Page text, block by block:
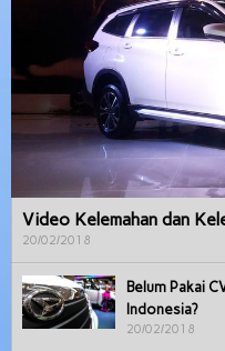
Video Kelemahan dan
20/02/2018
Belum Pakai
Indonesia?
20/02/2018